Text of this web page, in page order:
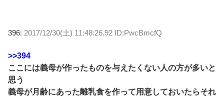
396: 2017/12/30(土) 11:48:26.92 ID:PwcBmcfQ
>>394
ここには義母が作ったものを与えたくない人の方が多いと
思う
義母が月齢にあった離乳食を作って用意しておいたらそれ